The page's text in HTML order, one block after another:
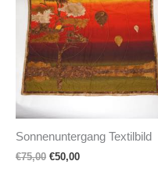
Sonnenuntergang Textilbild
€75,00 Ursprünglicher
€50,00Aktueller